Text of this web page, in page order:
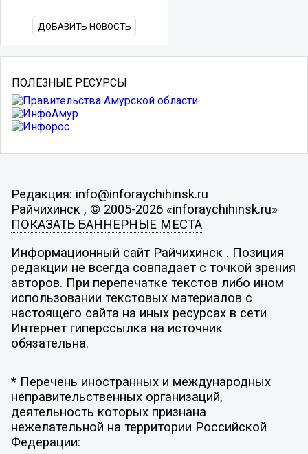
ДОБАВИТЬ НОВОСТЬ
ПОЛЕЗНЫЕ РЕСУРСЫ
Редакция: info@inforaychihinsk.ru
Райчихинск , © 2005-2026 «inforaychihinsk.ru»
ПОКАЗАТЬ БАННЕРНЫЕ МЕСТА
Информационный сайт Райчихинск . Позиция
редакции не всегда совпадает с точкой зрения
авторов. При перепечатке текстов либо ином
использовании текстовых материалов с
настоящего сайта на иных ресурсах в сети
Интернет гиперссылка на источник
обязательна.
* Перечень иностранных и международных
неправительственных организаций,
деятельность которых признана
нежелательной на территории Российской
Федерации: